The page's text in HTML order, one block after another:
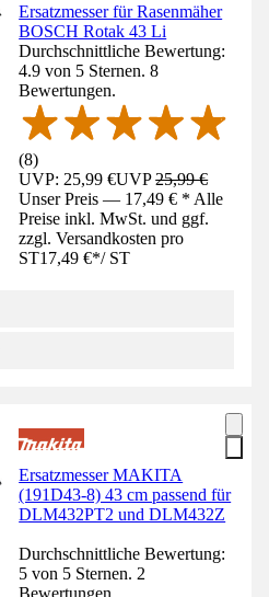
Ersatzmesser für Rasenmäher
BOSCH Rotak 43 Li
Durchschnittliche Bewertung:
4.9 von 5 Sternen. 8
Bewertungen.
(8)
UVP: 25,99 €UVP25,99 €
Unser Preis — 17,49 € * Alle
Preise inkl. MwSt. und ggf.
zzgl. Versandkosten pro
ST17,49 €*/ ST
Ersatzmesser MAKITA
(191D43-8) 43 cm passend für
DLM432PT2 und DLM432Z
Durchschnittliche Bewertung:
5 von 5 Sternen. 2
Bewertungen.